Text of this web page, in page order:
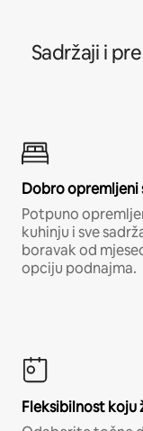
Sadržaji i
Dobro opremljeni
Potpuno
kuhinju i sve
boravak od
opciju podnajma.
Fleksibilnost koju